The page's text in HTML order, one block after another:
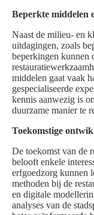
Beperkte middelen
Naast de milieu- en
uitdagingen, zoals
beperkingen kunnen
middelen gaat vaak
gespecialiseerde
kennis aanwezig is
duurzame manier te
Toekomstige
De toekomst van de
belooft enkele
erfgoedzorg kunnen
methoden bij de
en digitale
analyses van de